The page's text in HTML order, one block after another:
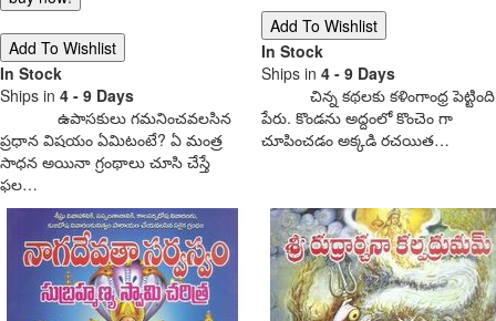
In Stock
Ships in 4 - 9 Days
ఉపాసకులు గమనించవలసిన
ప్రధాన విషయం ఏమిటంటే? ఏ మంత్ర
సాధన అయినా గ్రంథాలు చూసి చేస్తే
ఫల…
In Stock
Ships in 4 - 9 Days
చిన్న కథలకు కళింగాంధ్ర పెట్టింది
పేరు. కొండను అద్దంలో కొంచెం గా
చూపించడం అక్కడి రచయిత…